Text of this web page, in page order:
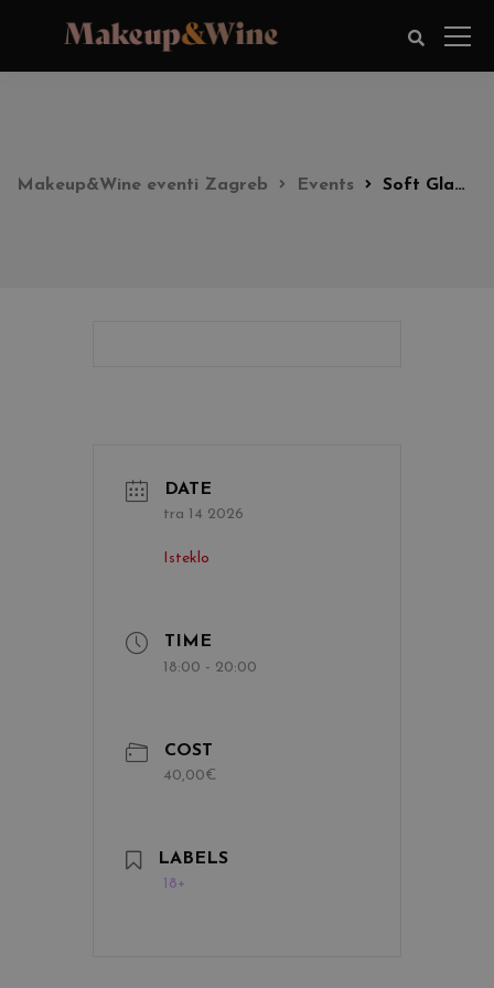
Makeup&Wine eventi Zagreb Events Soft Glam Look party 18:00h
DATE
tra 14 2026
Isteklo
TIME
18:00 - 20:00
COST
40,00€
LABELS
18+